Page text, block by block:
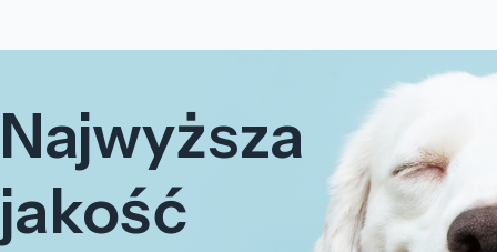
Najwyższa
jakość